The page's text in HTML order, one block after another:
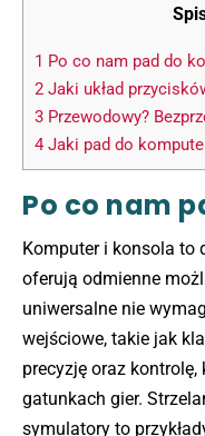
1 Po co nam pad do
2 Jaki układ
3 Przewodowy?
4 Jaki pad do
Po co nam
Komputer i konsola to
oferują odmienne
uniwersalne nie
wejściowe, takie jak
precyzję oraz
gatunkach gier.
symulatory to